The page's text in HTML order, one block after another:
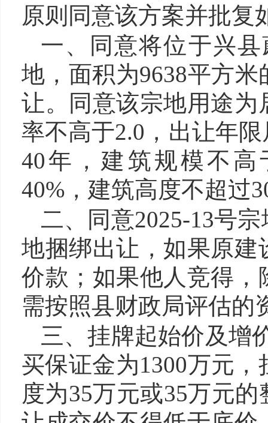
原则同意该方案并批复
一、
同意将位于兴县
地，面积为9638平方米
让。同意该宗地用途为
率不高于2.0 ，出让年限
40年，建筑规模不 高
40%，建筑高度不超过
二、同意2025-13号
地捆绑出让 ，如果原
价款；如果他人竞得，
需按照县财政局评估的
三、挂牌起始价及增
买保证金为1300万元，
度为35万元或35万元的